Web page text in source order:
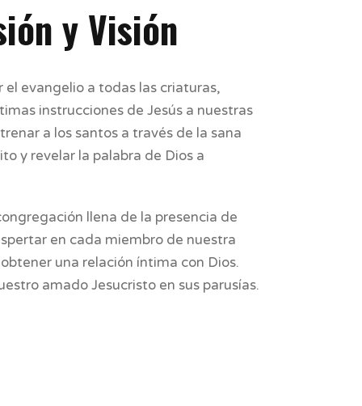
y Visión
el evangelio a todas las criaturas,
instrucciones de Jesús a nuestras
a los santos a través de la sana
y revelar la palabra de Dios a
llena de la presencia de
en cada miembro de nuestra
una relación íntima con Dios.
amado Jesucristo en sus parusías.